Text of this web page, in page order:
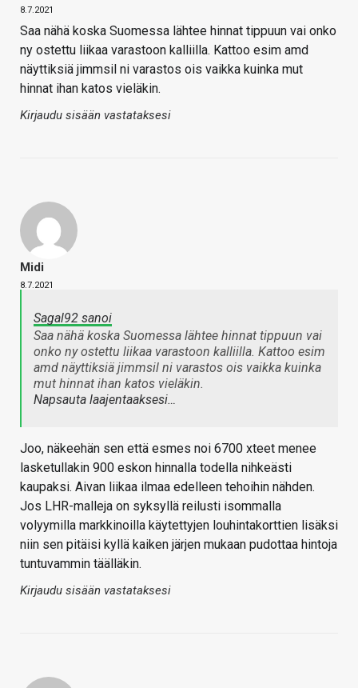
8.7.2021
Saa nähä koska Suomessa lähtee hinnat tippuun vai onko
ny ostettu liikaa varastoon kalliilla. Kattoo esim amd
näyttiksiä jimmsil ni varastos ois vaikka kuinka mut
hinnat ihan katos vieläkin.
Kirjaudu sisään vastataksesi
Midi
8.7.2021
Sagal92 sanoi
Saa nähä koska Suomessa lähtee hinnat tippuun vai
onko ny ostettu liikaa varastoon kalliilla. Kattoo esim
amd näyttiksiä jimmsil ni varastos ois vaikka kuinka
mut hinnat ihan katos vieläkin.
Napsauta laajentaaksesi…
Joo, näkeehän sen että esmes noi 6700 xteet menee
lasketullakin 900 eskon hinnalla todella nihkeästi
kaupaksi. Aivan liikaa ilmaa edelleen tehoihin nähden.
Jos LHR-malleja on syksyllä reilusti isommalla
volyymilla markkinoilla käytettyjen louhintakorttien lisäksi
niin sen pitäisi kyllä kaiken järjen mukaan pudottaa hintoja
tuntuvammin täälläkin.
Kirjaudu sisään vastataksesi